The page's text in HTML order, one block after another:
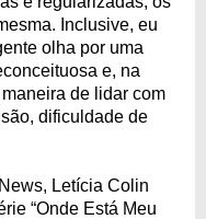
Inclusive, eu
olha por uma
e, na
de lidar com
dificuldade de
Letícia Colin
“Onde Está Meu